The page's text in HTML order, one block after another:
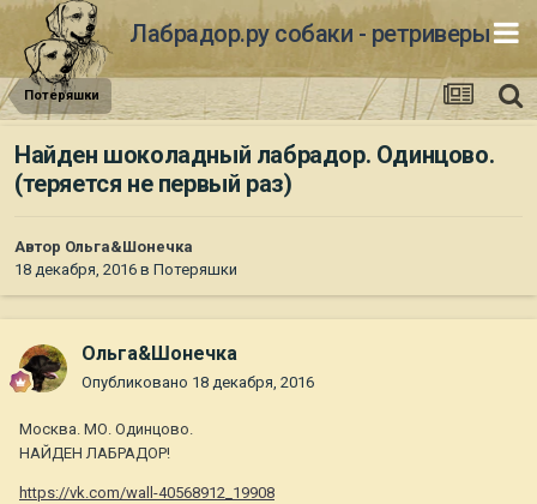
Лабрадор.ру собаки - ретриверы
Потеряшки
Найден шоколадный лабрадор. Одинцово.
(теряется не первый раз)
Автор Ольга&Шонечка
18 декабря, 2016 в Потеряшки
Ольга&Шонечка
Опубликовано 18 декабря, 2016
Москва. МО. Одинцово.
НАЙДЕН ЛАБРАДОР!
https://vk.com/wall-40568912_19908